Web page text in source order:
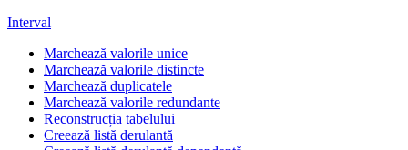
Interval
Marchează valorile unice
Marchează valorile distincte
Marchează duplicatele
Marchează valorile redundante
Reconstrucția tabelului
Creează listă derulantă